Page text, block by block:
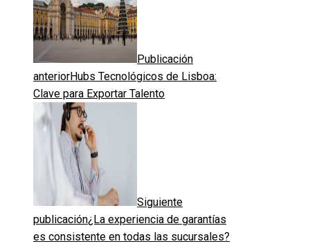
Publicación
anteriorHubs Tecnológicos de Lisboa:
Clave para Exportar Talento
Siguiente
publicación¿La experiencia de garantías
es consistente en todas las sucursales?